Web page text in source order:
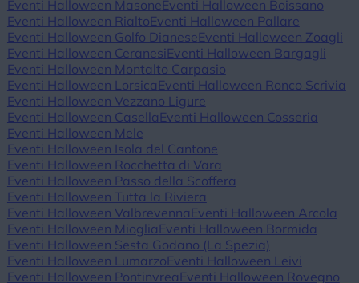
Eventi Halloween MasoneEventi Halloween Boissano
Eventi Halloween RialtoEventi Halloween Pallare
Eventi Halloween Golfo DianeseEventi Halloween Zoagli
Eventi Halloween CeranesiEventi Halloween Bargagli
Eventi Halloween Montalto Carpasio
Eventi Halloween Lorsica Eventi Halloween Ronco Scrivia
Eventi Halloween Vezzano Ligure
Eventi Halloween Casella Eventi Halloween Cosseria
Eventi Halloween Mele
Eventi Halloween Isola del Cantone
Eventi Halloween Rocchetta di Vara
Eventi Halloween Passo della Scoffera
Eventi Halloween Tutta la Riviera
Eventi Halloween Valbrevenna Eventi Halloween Arcola
Eventi Halloween Mioglia Eventi Halloween Bormida
Eventi Halloween Sesta Godano (La Spezia)
Eventi Halloween LumarzoEventi Halloween Leivi
Eventi Halloween Pontinvrea Eventi Halloween Rovegno